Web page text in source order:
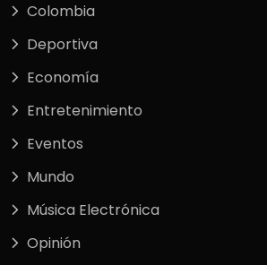
Colombia
Deportiva
Economía
Entretenimiento
Eventos
Mundo
Música Electrónica
Opinión